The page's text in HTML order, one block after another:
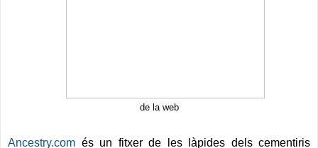
de la web
Ancestry.com és un fitxer de les làpides dels cementiris